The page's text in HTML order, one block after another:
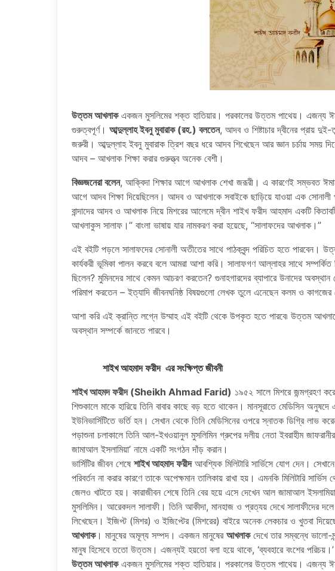
উত্তম আখলাকএকজন মুসলিমের শক্ত হাতিয়ার। পরকালের উত্তম পাথেয়। এজন্য
গুরুত্বপূর্ণ। আব্দুল্লাহ ইবনু মুবারাক (রহ.) বলতেন, আদব ও শিষ্টাচার দ্বীনের প্রায়
জরুরী। আব্দুল্লাহ ইবনু মুবারাক ত্রিশ বছর ধরে আদব শিখেছেন আর জ্ঞান চর্চায় সময়
আদব – আখলাক শিক্ষা করার গুরুত্ত্ব অনেক বেশী।
বিজ্ঞজনেরা বলেন, আক্বিদা শিক্ষার আগে আখলাক শেখা জরূরী। এ কারণেই সম্ভবত ঈমাম
আগে আদব শিক্ষা দিয়েছিলেন। আদব ও আখলাকে সবাইকে ছাড়িয়ে যাওয়া এক
বান্দাদের আদব ও আখলাক নিয়ে মিশরের আলেমে দ্বীন শাইখ ফরীদ আহমাদ একটি
আখলাকুস সালাফ।” বাংলা ভাষায় যার নামকরণ করা হয়েছে, “সালাফদের আখলাক।”
এই বইটি পড়লে সালাফদের সোনালী অতীতের সাথে পাঠকবৃন্দ পরিচিত হতে পারবেন।
কার্যকরী ভূমিকা পালন করবে বলে আমরা আশা করি। সালাফগণ আল্লাহর সাথে
ছিলেন? মুমিনদের সাথে কেমন আচরণ করতেন? গুনাহগারদের ব্যাপারে উনাদের
পরিমাপ করতেন – ইত্যাদি জীবনঘনিষ্ঠ বিষয়গুলো লেখক তুলে এনেছেন কলম ও কাগজের
আশা করি এই ক্রান্তি লগ্নে উম্মাহ এই বইটি থেকে উপকৃত হতে পারবে৷ উত্তম
অবস্থান সম্পর্কে জানতে পারবে।
শাইখ আহমাদ ফরীদ এর সংক্ষিপ্ত জীবনী
শাইখ আহমদ ফরীদ (Sheikh Ahmad Farid) ১৯৫২ সালে মিশরে জন্মগ্রহণ
শিশুকালে মাকে হারিয়ে তিনি বাবার কাছে বড় হতে থাকেন। মানসূরাতে মেডিসিন
ইউনিভার্সিটিতে ভর্তি হন। সেখান থেকে তিনি মেডিসিনের ওপরে স্নাতক ডিগ্রি লাভ
পড়াশুনা চলাকালে তিনি আল-ইখওয়ানুল মুসলিমিন গ্রুপের দলীয় নেতা ইবরাহীম
জামাআল ইসলামিয়া’ নামে একটি সংগঠন দাঁড় করান।
ভার্সিটির জীবন শেষে শাইখ আহমাদ ফরীদআবশ্যিক মিলিটারি সার্ভিসে যোগ দেন।
পরিবর্তন না করার কারণে তাকে অপেক্ষমান তালিকায় রাখা হয়। এমনকি মিলিটারি
জেলও খাটতে হয়। কারাজীবন শেষে তিনি বের হয়ে এসে দেখেন আল জামাআল
মুসলিমিন। আরেকদল সালাফী। তিনি আকীদা, মানহাজ ও প্রত্যয় দেখে সালাফীদের
লিখেছেন। ইজিপ্ট (মিশর) ও ইজিপ্টের (মিশরের) বাইরে অনেক লেকচার ও খুতবা
আখলাক। মানুষের অমূল্য সম্পদ। একজন মানুষের আখলাকদেখে তার সম্বন্ধে ভালো-
মানুষ হিসেবে ততো উত্তম। এজন্যই হয়তো বলা হয়ে থাকে, ‘ব্যবহারে বংশের পরিচয়।’
উত্তম আখলাকএকজন মুসলিমের শক্ত হাতিয়ার। পরকালের উত্তম পাথেয়। এজন্য